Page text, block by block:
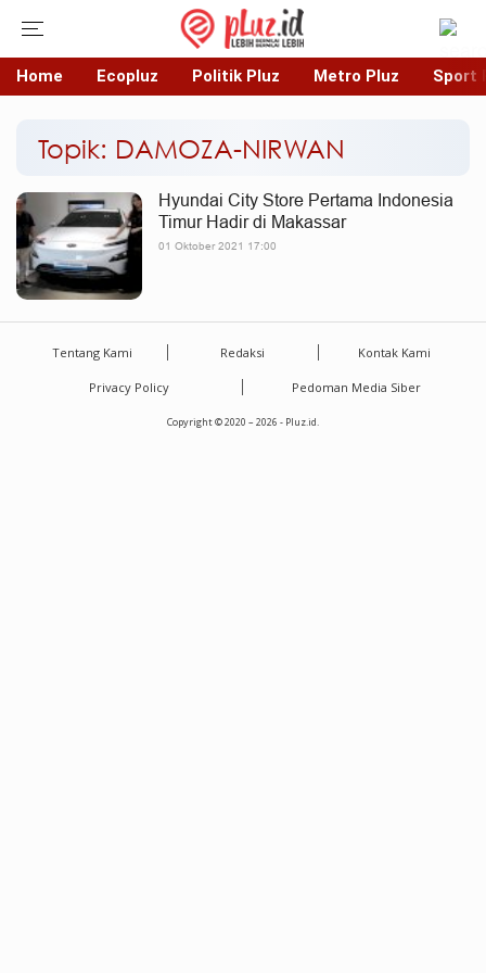
Home Ecopluz Politik Pluz Metro Pluz Sport
Topik: DAMOZA-NIRWAN
Hyundai City Store Pertama Indonesia
Timur Hadir di Makassar
01 Oktober 2021 17:00
Tentang Kami Redaksi Kontak Kami
Privacy Policy Pedoman Media Siber
Copyright © 2020 – 2026 - Pluz.id.